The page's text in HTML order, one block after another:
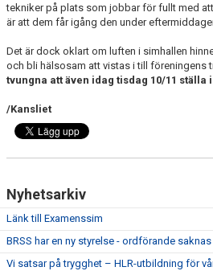
tekniker på plats som jobbar för fullt med
är att dem får igång den under
Det är dock oklart om luften i simhallen
och bli hälsosam att vistas i till föreningens
tvungna att även idag tisdag 10/11 ställa
/Kansliet
Nyhetsarkiv
Länk till Examenssim
BRSS har en ny styrelse - ordförande
Vi satsar på trygghet – HLR-utbildning för